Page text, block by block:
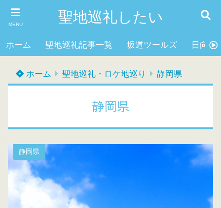
MENU 聖地巡礼したい
ホーム 聖地巡礼記事一覧 坂道ツールズ 日向坂
ホーム 聖地巡礼・ロケ地巡り 静岡県
静岡県
静岡県